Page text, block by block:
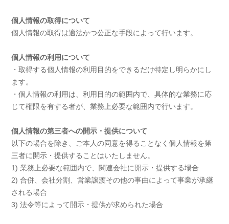
個人情報の取得について
個人情報の取得は適法かつ公正な手段によって行います。
個人情報の利用について
・取得する個人情報の利用目的をできるだけ特定し明らかにし
ます。
・個人情報の利用は、利用目的の範囲内で、具体的な業務に応
じて権限を有する者が、業務上必要な範囲内で行います。
個人情報の第三者への開示・提供について
以下の場合を除き、ご本人の同意を得ることなく個人情報を第
三者に開示・提供することはいたしません。
1) 業務上必要な範囲内で、関連会社に開示・提供する場合
2) 合併、会社分割、営業譲渡その他の事由によって事業が承継
される場合
3) 法令等によって開示・提供が求められた場合